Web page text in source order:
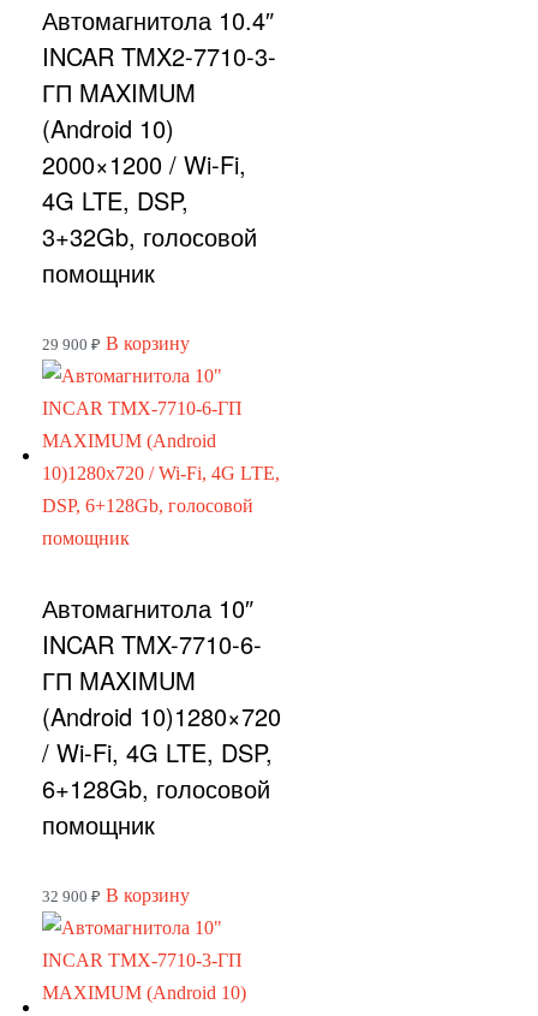
Автомагнитола 10.4″
INCAR TMX2-7710-3-
ГП MAXIMUM
(Android 10)
2000×1200 / Wi-Fi,
4G LTE, DSP,
3+32Gb, голосовой
помощник
29 900 ₽ В корзину
Автомагнитола 10″
INCAR TMX-7710-6-
ГП MAXIMUM
(Android 10)1280×720
/ Wi-Fi, 4G LTE, DSP,
6+128Gb, голосовой
помощник
32 900 ₽ В корзину